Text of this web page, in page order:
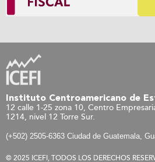
Instituto Centroamericano de
12 calle 1-25 zona 10, Centro
1214, nivel 12 Torre Sur.
(+502) 2505-6363 Ciudad de Guatemala,
© 2025 ICEFI, TODOS LOS DERECHOS